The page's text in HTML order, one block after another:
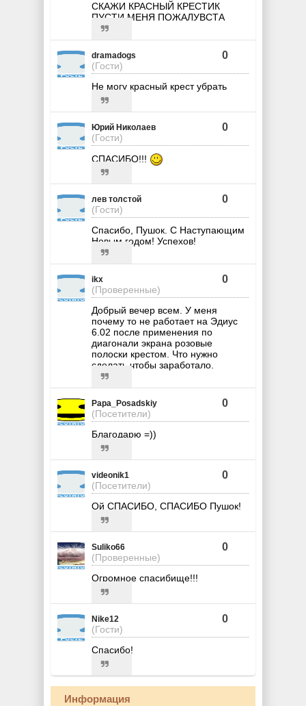
СКАЖИ КРАСНЫЙ КРЕСТИК
ПУСТИ МЕНЯ ПОЖАЛУВСТА
dramadogs
(Гости)
0
Не могу красный крест убрать
Юрий Николаев
(Гости)
0
СПАСИБО!!!
лев толстой
(Гости)
0
Спасибо, Пушок. С Наступающим
Новым годом! Успехов!
ikx
(Проверенные)
0
Добрый вечер всем. У меня
почему то не работает на Эдиус
6.02 после применения по
диагонали экрана розовые
полоски крестом. Что нужно
сделать чтобы заработало.
Papa_Posadskiy
(Посетители)
0
Благодарю =))
videonik1
(Посетители)
0
Ой СПАСИБО, СПАСИБО Пушок!
Suliko66
(Проверенные)
0
Огромное спасибище!!!
Nike12
(Гости)
0
Спасибо!
Информация